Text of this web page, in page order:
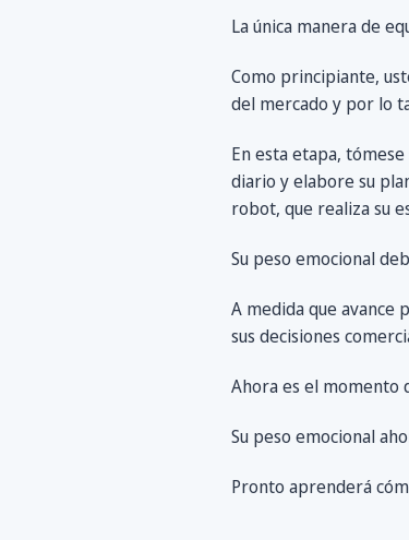
La única manera de
Como principiante,
del mercado y por lo
En esta etapa,
diario y elabore su
robot, que realiza su
Su peso emocional
A medida que avance
sus decisiones
Ahora es el momento
Su peso emocional
Pronto aprenderá